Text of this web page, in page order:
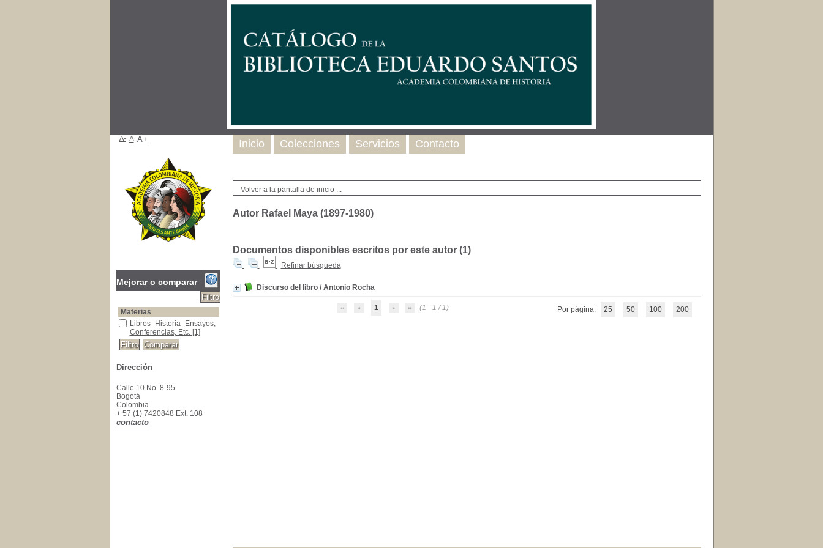
Volver a la pantalla de inicio ...
Autor Rafael Maya (1897-1980)
Documentos disponibles escritos por este autor (1)
Refinar búsqueda
Discurso del libro/ Antonio Rocha
1 (1 - 1 / 1) Por página: 25 50 100 200
Inicio Colecciones Servicios Contacto
A- A A+
Mejorar o comparar
Materias
Libros -Historia -Ensayos, Conferencias, Etc.
Libros -Historia -Ensayos,
Conferencias, Etc. [1]
Dirección
Calle 10 No. 8-95
Bogotá
Colombia
+ 57 (1) 7420848 Ext. 108
contacto